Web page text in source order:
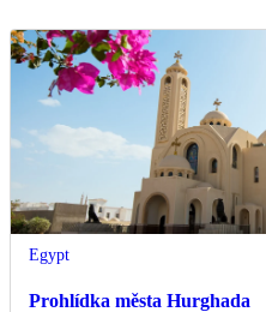
Egypt
Prohlídka města Hurghada